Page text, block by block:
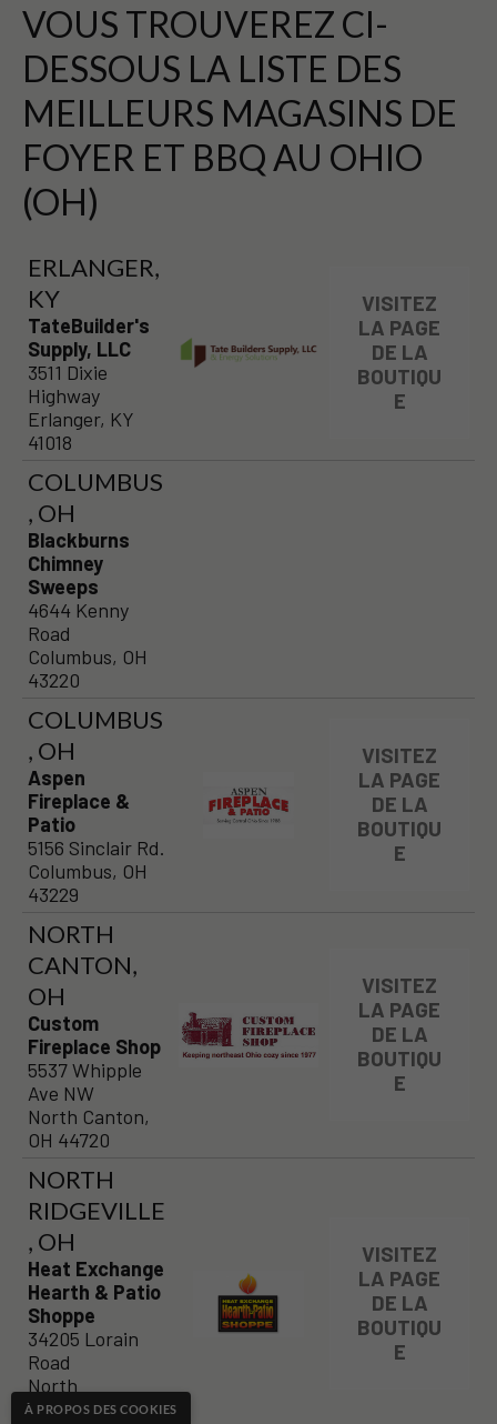
VOUS TROUVEREZ CI-
DESSOUS LA LISTE DES
MEILLEURS MAGASINS DE
FOYER ET BBQ AU OHIO
(OH)
ERLANGER,
KY
TateBuilder's
Supply, LLC
3511 Dixie
Highway
Erlanger, KY
41018
VISITEZ
LA PAGE
DE LA
BOUTIQU
E
COLUMBUS
, OH
Blackburns
Chimney
Sweeps
4644 Kenny
Road
Columbus, OH
43220
COLUMBUS
, OH
Aspen
Fireplace &
Patio
5156 Sinclair Rd.
Columbus, OH
43229
VISITEZ
LA PAGE
DE LA
BOUTIQU
E
NORTH
CANTON,
OH
Custom
Fireplace Shop
5537 Whipple
Ave NW
North Canton,
OH 44720
VISITEZ
LA PAGE
DE LA
BOUTIQU
E
NORTH
RIDGEVILLE
, OH
Heat Exchange
Hearth & Patio
Shoppe
34205 Lorain
Road
North
Ridgeville, OH
VISITEZ
LA PAGE
DE LA
BOUTIQU
E
À PROPOS DES COOKIES